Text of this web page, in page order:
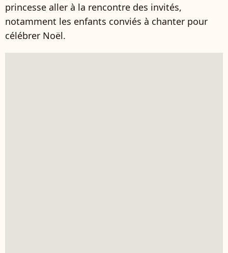
princesse aller à la rencontre des invités,
notamment les enfants conviés à chanter pour
célébrer Noël.